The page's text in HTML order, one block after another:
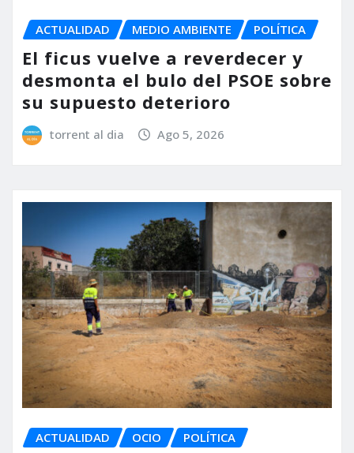
ACTUALIDAD MEDIO AMBIENTE POLÍTICA
El ficus vuelve a reverdecer y
desmonta el bulo del PSOE sobre
su supuesto deterioro
torrent al dia Ago 5, 2026
ACTUALIDAD OCIO POLÍTICA